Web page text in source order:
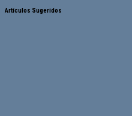
Artículos Sugeridos